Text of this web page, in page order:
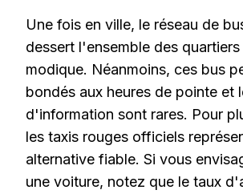
Une fois en ville, le réseau de
dessert l'ensemble des
modique. Néanmoins, ces bus
bondés aux heures de pointe et
d'information sont rares. Pour
les taxis rouges officiels
alternative fiable. Si vous
une voiture, notez que le taux